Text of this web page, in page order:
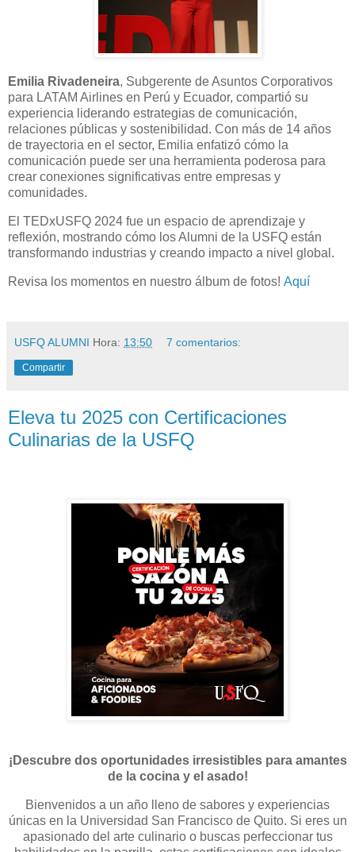
Emilia Rivadeneira, Subgerente de Asuntos Corporativos
para LATAM Airlines en Perú y Ecuador, compartió su
experiencia liderando estrategias de comunicación,
relaciones públicas y sostenibilidad. Con más de 14 años
de trayectoria en el sector, Emilia enfatizó cómo la
comunicación puede ser una herramienta poderosa para
crear conexiones significativas entre empresas y
comunidades.
El TEDxUSFQ 2024 fue un espacio de aprendizaje y
reflexión, mostrando cómo los Alumni de la USFQ están
transformando industrias y creando impacto a nivel global.
Revisa los momentos en nuestro álbum de fotos! Aquí
USFQ ALUMNI Hora: 13:50 7 comentarios:
Compartir
Eleva tu 2025 con Certificaciones
Culinarias de la USFQ
¡Descubre dos oportunidades irresistibles para amantes
de la cocina y el asado!
Bienvenidos a un año lleno de sabores y experiencias
únicas en la Universidad San Francisco de Quito. Si eres un
apasionado del arte culinario o buscas perfeccionar tus